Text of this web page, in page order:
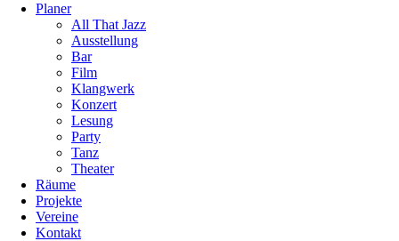
Planer
All That Jazz
Ausstellung
Bar
Film
Klangwerk
Konzert
Lesung
Party
Tanz
Theater
Räume
Projekte
Vereine
Kontakt